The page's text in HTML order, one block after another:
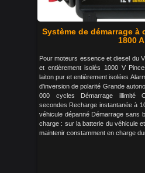
Système de démarrage à
1800 A
Pour moteurs essence et diesel du
et entièrement isolés 1000 V
laiton pur et entièrement isolées
d'inversion de polarité Grande
000 cycles Démarrage illimité
secondes Recharge instantanée à
véhicule dépanné Démarrage sans
charge : sur la batterie du véhicule
maintenir constamment en charge